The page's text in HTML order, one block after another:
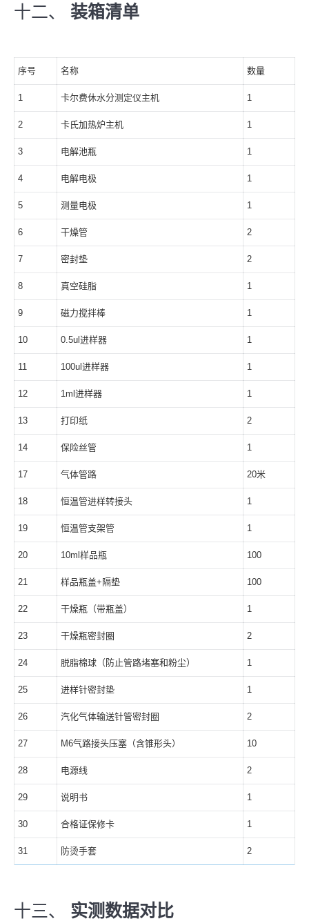
十二、 装箱清单
序号 名称 数量
1 卡尔费休水分测定仪主机 1
2 卡氏加热炉主机 1
3 电解池瓶 1
4 电解电极 1
5 测量电极 1
6 干燥管 2
7 密封垫 2
8 真空硅脂 1
9 磁力搅拌棒 1
10 0.5ul进样器 1
11 100ul进样器 1
12 1ml进样器 1
13 打印纸 2
14 保险丝管 1
17 气体管路 20米
18 恒温管进样转接头 1
19 恒温管支架管 1
20 10ml样品瓶 100
21 样品瓶盖+隔垫 100
22 干燥瓶（带瓶盖） 1
23 干燥瓶密封圈 2
24 脱脂棉球（防止管路堵塞和粉尘） 1
25 进样针密封垫 1
26 汽化气体输送针管密封圈 2
27 M6气路接头压塞（含锥形头） 10
28 电源线 2
29 说明书 1
30 合格证保修卡 1
31 防烫手套 2
十三、 实测数据对比